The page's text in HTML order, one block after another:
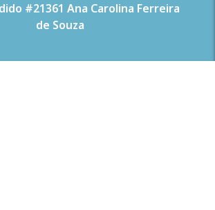
#21361 Ana Carolina Ferreira
de Souza